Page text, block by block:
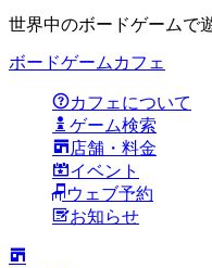
世界中のボードゲームで
ボードゲームカフェ
カフェについて
ゲーム検索
店舗・料金
イベント
ウェブ予約
お知らせ